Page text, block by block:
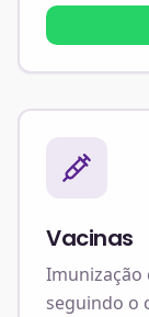
Vacinas
Imunização
seguindo o